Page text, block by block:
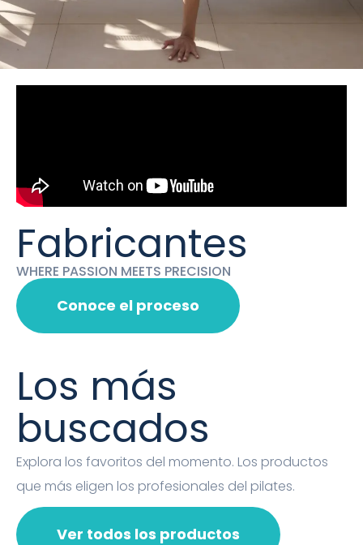
Fabricantes
WHERE PASSION MEETS PRECISION
Conoce el proceso
Ver todos los productos
Los más
buscados
Explora los favoritos del momento. Los productos
que más eligen los profesionales del pilates.